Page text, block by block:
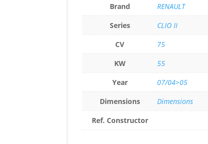
Brand
RENAULT
Series
CLIO II
CV
75
KW
55
Year
07/04>05
Dimensions
Dimensions
Ref. Constructor